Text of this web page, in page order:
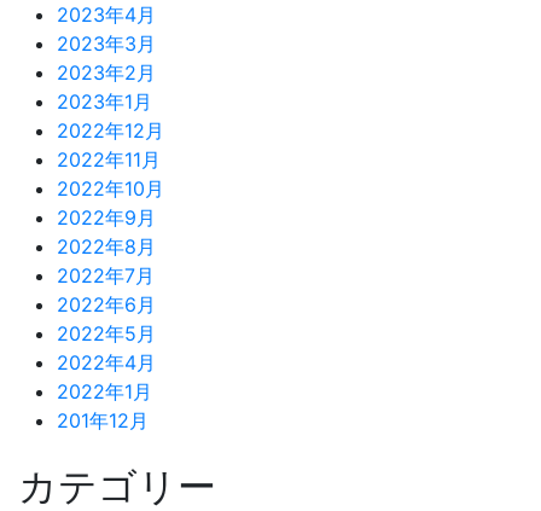
2023年4月
2023年3月
2023年2月
2023年1月
2022年12月
2022年11月
2022年10月
2022年9月
2022年8月
2022年7月
2022年6月
2022年5月
2022年4月
2022年1月
201年12月
カテゴリー